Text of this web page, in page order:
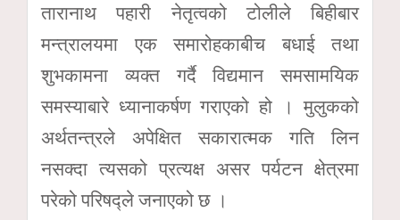
तारानाथ पहारी नेतृत्वको टोलीले बिहीबार
मन्त्रालयमा एक समारोहकाबीच बधाई तथा
शुभकामना व्यक्त गर्दै विद्यमान समसामयिक
समस्याबारे ध्यानाकर्षण गराएको हो । मुलुकको
अर्थतन्त्रले अपेक्षित सकारात्मक गति लिन
नसक्दा त्यसको प्रत्यक्ष असर पर्यटन क्षेत्रमा
परेको परिषद्ले जनाएको छ ।